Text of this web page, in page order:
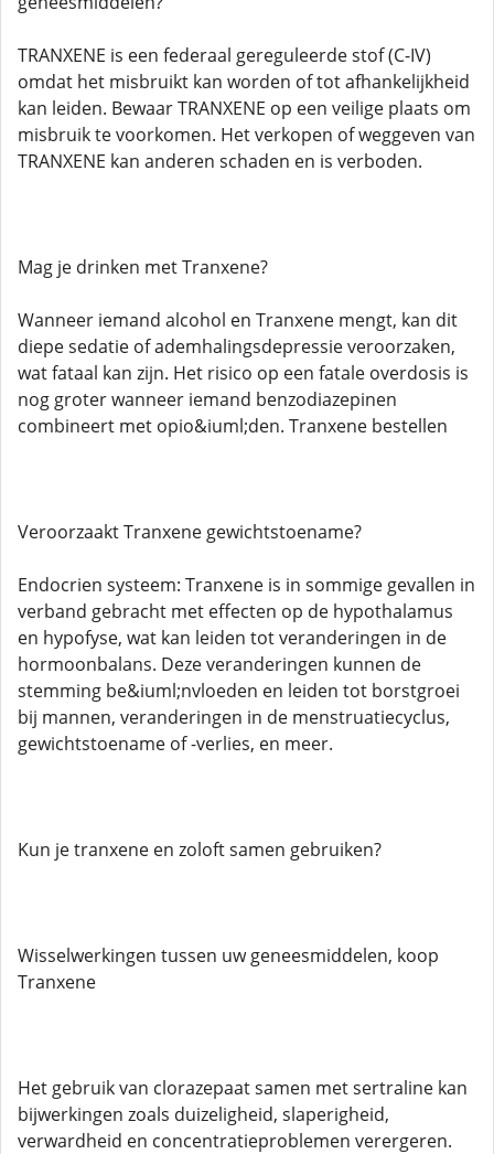
TRANXENE is een federaal gereguleerde stof (C-IV)
omdat het misbruikt kan worden of tot afhankelijkheid
kan leiden. Bewaar TRANXENE op een veilige plaats om
misbruik te voorkomen. Het verkopen of weggeven van
TRANXENE kan anderen schaden en is verboden.
Mag je drinken met Tranxene?
Wanneer iemand alcohol en Tranxene mengt, kan dit
diepe sedatie of ademhalingsdepressie veroorzaken,
wat fataal kan zijn. Het risico op een fatale overdosis is
nog groter wanneer iemand benzodiazepinen
combineert met opio&iuml;den. Tranxene bestellen
Veroorzaakt Tranxene gewichtstoename?
Endocrien systeem: Tranxene is in sommige gevallen in
verband gebracht met effecten op de hypothalamus
en hypofyse, wat kan leiden tot veranderingen in de
hormoonbalans. Deze veranderingen kunnen de
stemming be&iuml;nvloeden en leiden tot borstgroei
bij mannen, veranderingen in de menstruatiecyclus,
gewichtstoename of -verlies, en meer.
Kun je tranxene en zoloft samen gebruiken?
Wisselwerkingen tussen uw geneesmiddelen, koop
Tranxene
Het gebruik van clorazepaat samen met sertraline kan
bijwerkingen zoals duizeligheid, slaperigheid,
verwardheid en concentratieproblemen verergeren.